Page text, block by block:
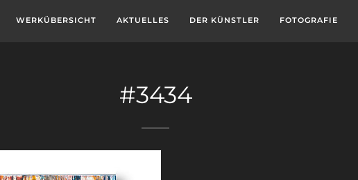
WERKÜBERSICHT AKTUELLES DER KÜNSTLER FOTOGRAFIE
#3434